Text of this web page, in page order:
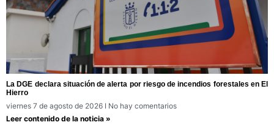
La DGE declara situación de alerta por riesgo de incendios forestales en El
Hierro
viernes 7 de agosto de 2026
No hay comentarios
Leer contenido de la noticia »